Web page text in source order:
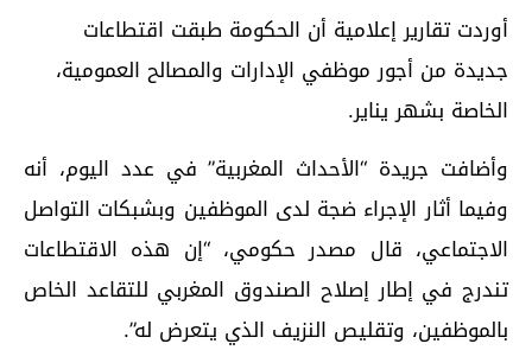
أوردت تقارير إعلامية أن الحكومة طبقت اقتطاعات
جديدة من أجور موظفي الإدارات والمصالح العمومية،
الخاصة بشهر يناير.
وأضافت جريدة “الأحداث المغربية” في عدد اليوم، أنه
وفيما أثار الإجراء ضجة لدى الموظفين وبشبكات التواصل
الاجتماعي، قال مصدر حكومي، “إن هذه الاقتطاعات
تندرج في إطار إصلاح الصندوق المغربي للتقاعد الخاص
بالموظفين، وتقليص النزيف الذي يتعرض له”.